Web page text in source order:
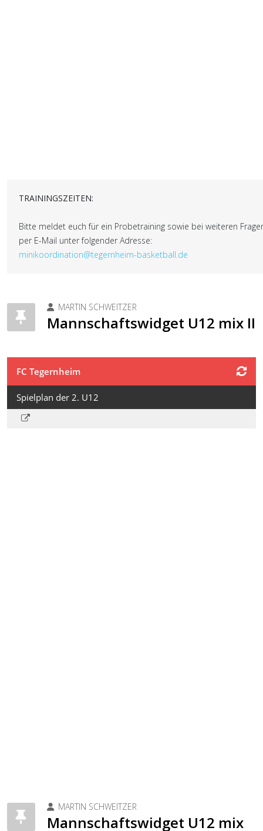
TRAININGSZEITEN:
Bitte meldet euch für ein Probetraining sowie bei weiteren
per E-Mail unter folgender Adresse:
minikoordination@tegernheim-basketball.de
MARTIN SCHWEITZER
Mannschaftswidget U12 mix II
MARTIN SCHWEITZER
Mannschaftswidget U12 mix